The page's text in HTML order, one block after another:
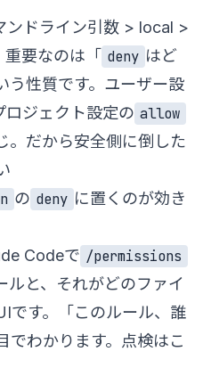
ンドライン引数 > local >
要なのは「 deny はど
う性質です。ユーザー設
ロジェクト設定の allow
。だから安全側に倒した
の deny に置くのが効き
Codeで /permissions
ルと、それがどのファイ
です。「このルール、誰
でわかります。点検はこ